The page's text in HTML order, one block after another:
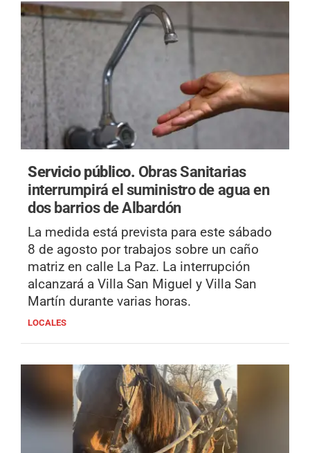
Servicio público. Obras Sanitarias
interrumpirá el suministro de agua en
dos barrios de Albardón
La medida está prevista para este sábado
8 de agosto por trabajos sobre un caño
matriz en calle La Paz. La interrupción
alcanzará a Villa San Miguel y Villa San
Martín durante varias horas.
LOCALES